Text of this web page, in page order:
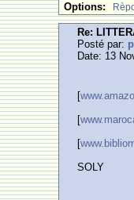
Options:
Re:
Posté par:
Date: 13
[
[
[
SOLY